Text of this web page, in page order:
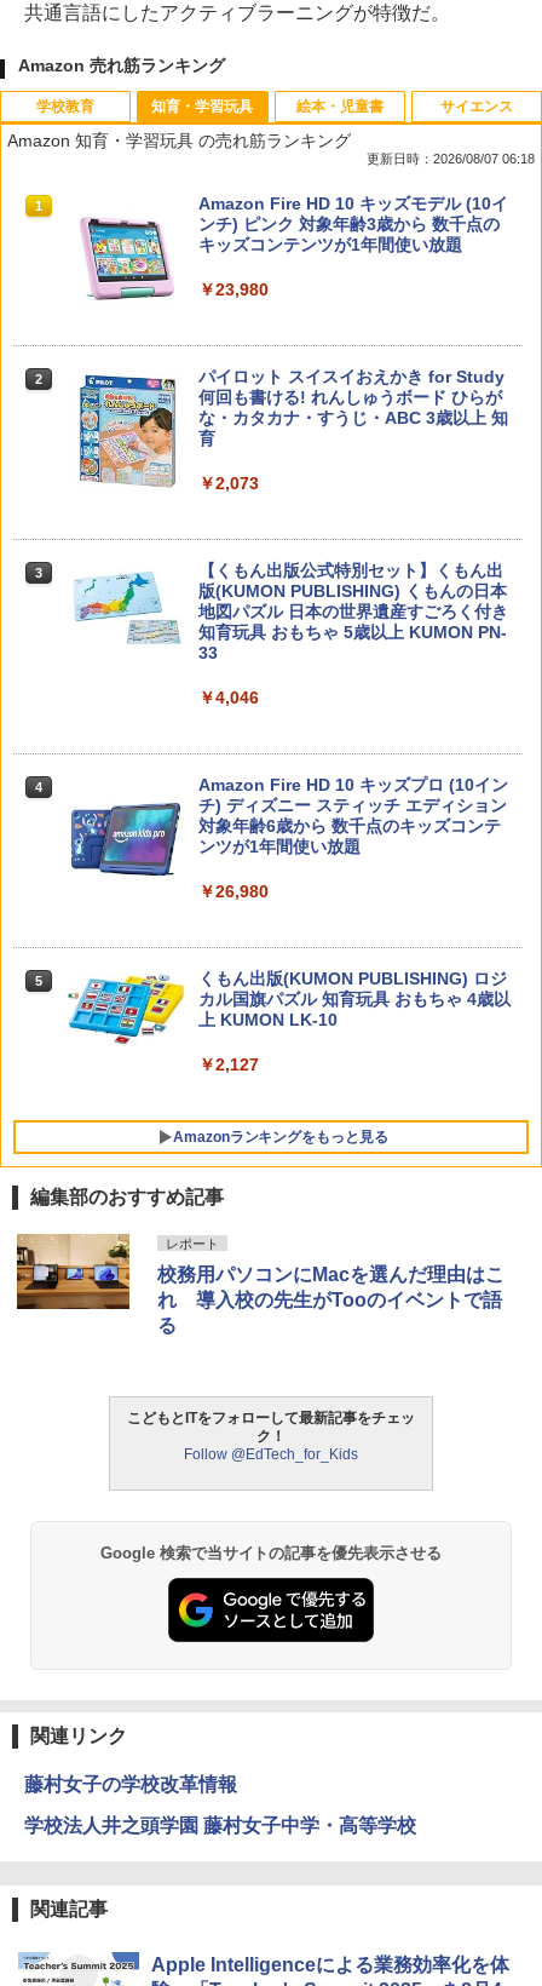
共通言語にしたアクティブラーニングが特徴だ。
Amazon 売れ筋ランキング
学校教育
1 先生のためのGoogle AI完全攻略図鑑
￥-
2 子どもが変わる魔法の言葉
￥2,200
カウンセリングとは何か 変化するという
こと (講談社現代新書 2787)
￥1,540
￥1,870
ゼロからわかる！ みるみる図形に強く
￥1,430
知育・学習玩具
Amazon 知育・学習玩具 の売れ筋ランキング
更新日時：2026/08/07 06:18
1
Amazon Fire HD 10 キッズモデル (10イ
ンチ) ピンク 対象年齢3歳から 数千点の
キッズコンテンツが1年間使い放題
￥23,980
2
パイロット スイスイおえかき for Study
何回も書ける! れんしゅうボード ひらが
な・カタカナ・すうじ・ABC 3歳以上 知
育
￥2,073
3
【くもん出版公式特別セット】くもん出
版(KUMON PUBLISHING) くもんの日本
地図パズル 日本の世界遺産すごろく付き
知育玩具 おもちゃ 5歳以上 KUMON PN-
33
￥4,046
4
Amazon Fire HD 10 キッズプロ (10イン
チ) ディズニー スティッチ エディション
対象年齢6歳から 数千点のキッズコンテ
ンツが1年間使い放題
￥26,980
5
くもん出版(KUMON PUBLISHING) ロジ
カル国旗パズル 知育玩具 おもちゃ 4歳以
上 KUMON LK-10
￥2,127
Amazonランキングをもっと見る
絵本・児童書
1
タッチペンで音が聞ける!はじめてずかん
1000 英語つき ([バラエティ])
￥5,478
やすく。改訂版
仮面ライダー 改造人間 限定ケース版
￥4,290
4
￥1,320
5
￥2,200
サイエンス
1
ThinkFun ボードゲーム 「サーキット・
メイズ」 配線回路をプログラミングする
日本語説明書付 8歳~ 76341 誕生日 クリ
スマス
モルカ: 原子・分子に強くなるカードゲ
ーム
物理実験モデル楽器電磁気教材を教える
ダルトンボード/ゴルトンボード物理学、
Galtonplatteの物理的な機器
クリエイティブトイビルド、シンプルな
ホリデープロジェクト、ギフトイベン
編集部のおすすめ記事
レポート
校務用パソコンにMacを選んだ理由はこ
れ 導入校の先生がTooのイベントで語
る
こどもとITをフォローして最新記事をチェッ
ク！
Follow @EdTech_for_Kids
Google 検索で当サイトの記事を優先表示させる
関連リンク
藤村女子の学校改革情報
学校法人井之頭学園 藤村女子中学・高等学校
関連記事
Apple Intelligenceによる業務効率化を体